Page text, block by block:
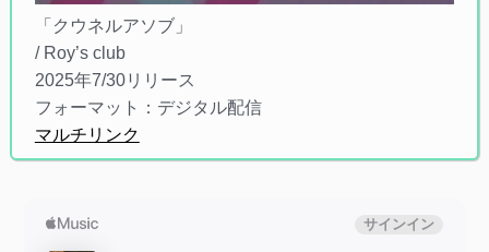
「クウネルアソブ」
/ Roy’s club
2025年7/30リリース
フォーマット：デジタル配信
マルチリンク